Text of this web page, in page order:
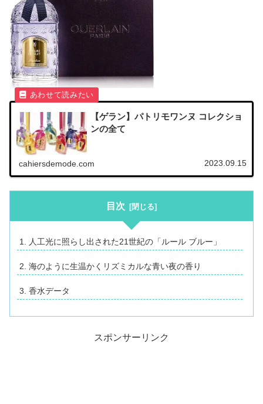
【ゲラン】パトリモワンヌ コレクショ
ンの全て
cahiersdemode.com 2023.09.15
目次
人工光に照らし出された21世紀の「ルール ブルー」
海のように生温かくリズミカルな青い夜の香り
香水データ
スポンサーリンク